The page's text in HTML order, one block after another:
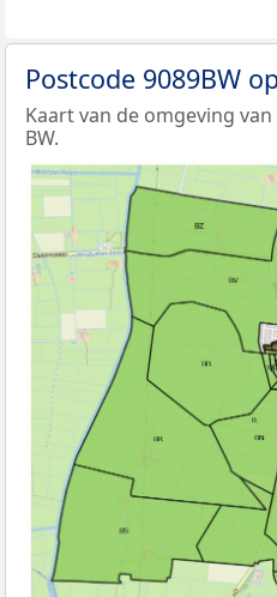
Postcode 9089BW
Kaart van de omgeving
BW.